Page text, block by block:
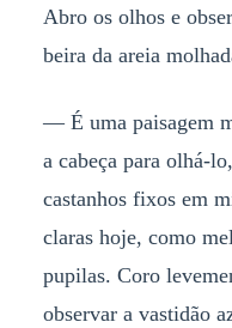
Abro os olhos e
beira da areia
— É uma paisagem
a cabeça para olhá-
castanhos fixos em
claras hoje, como
pupilas. Coro
observar a vastidão